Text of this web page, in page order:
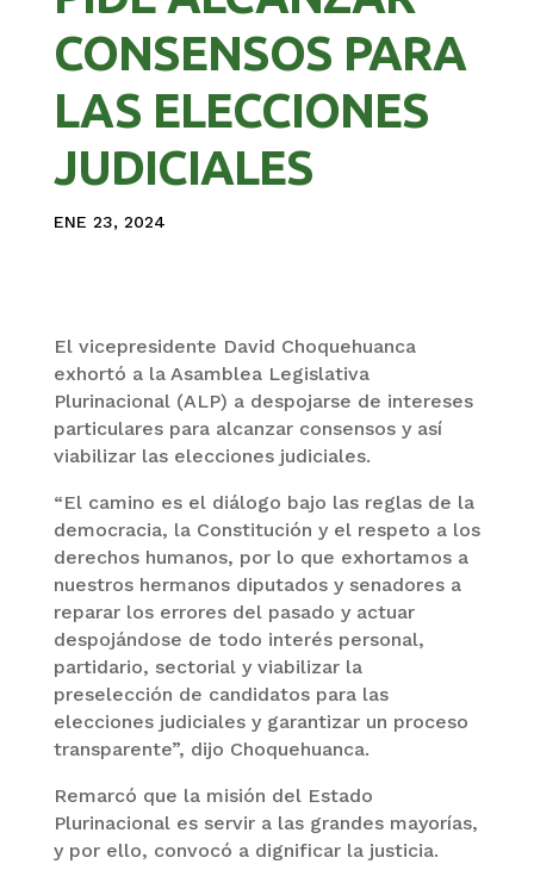
CONSENSOS PARA
LAS ELECCIONES
JUDICIALES
ENE 23, 2024
El vicepresidente David Choquehuanca
exhortó a la Asamblea Legislativa
Plurinacional (ALP) a despojarse de intereses
particulares para alcanzar consensos y así
viabilizar las elecciones judiciales.
“El camino es el diálogo bajo las reglas de la
democracia, la Constitución y el respeto a los
derechos humanos, por lo que exhortamos a
nuestros hermanos diputados y senadores a
reparar los errores del pasado y actuar
despojándose de todo interés personal,
partidario, sectorial y viabilizar la
preselección de candidatos para las
elecciones judiciales y garantizar un proceso
transparente”, dijo Choquehuanca.
Remarcó que la misión del Estado
Plurinacional es servir a las grandes mayorías,
y por ello, convocó a dignificar la justicia.